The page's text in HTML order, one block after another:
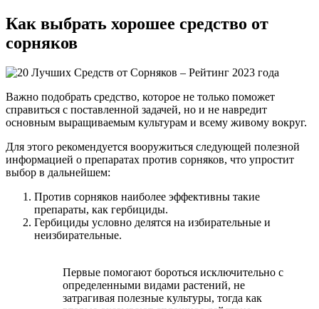
Как выбрать хорошее средство от
сорняков
Важно подобрать средство, которое не только поможет
справиться с поставленной задачей, но и не навредит
основным выращиваемым культурам и всему живому вокруг.
Для этого рекомендуется вооружиться следующей полезной
информацией о препаратах против сорняков, что упростит
выбор в дальнейшем:
Против сорняков наиболее эффективны такие
препараты, как гербициды.
Гербициды условно делятся на избирательные и
неизбирательные.
Первые помогают бороться исключительно с
определенными видами растений, не
затрагивая полезные культуры, тогда как